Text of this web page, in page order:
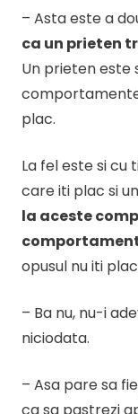
– Asta este a
ca un prieten
Un prieten este
plac.
La fel este si
care iti plac si
la aceste
opusul nu iti
– Ba nu, nu-i
niciodata.
– Asa pare sa